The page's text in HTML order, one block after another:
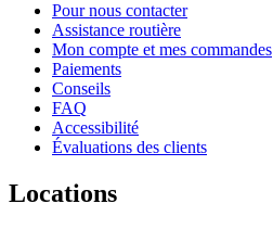
Pour nous contacter
Assistance routière
Mon compte et mes commandes
Paiements
Conseils
FAQ
Accessibilité
Évaluations des clients
Locations